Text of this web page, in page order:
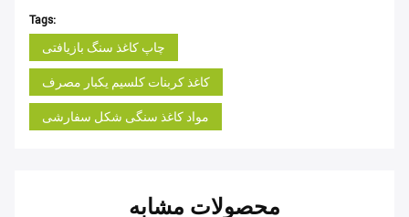
Tags:
چاپ کاغذ سنگ بازیافتی
کاغذ کربنات کلسیم یکبار مصرف
مواد کاغذ سنگی شکل سفارشی
محصولات مشابه